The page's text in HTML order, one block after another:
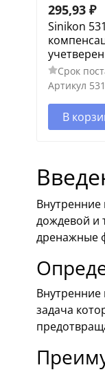
295,93 ₽
Sinikon
Срок
Артикул
В
Внутренние
дождевой и
дренажные
Внутренние
задача